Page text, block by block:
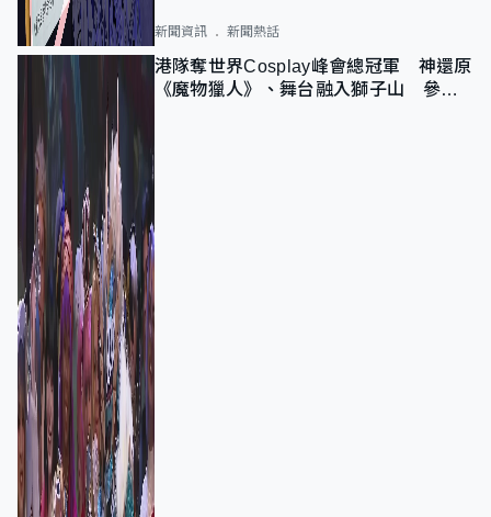
新聞資訊 新聞熱話
港隊奪世界Cosplay峰會總冠軍 神還原
《魔物獵人》、舞台融入獅子山 參賽